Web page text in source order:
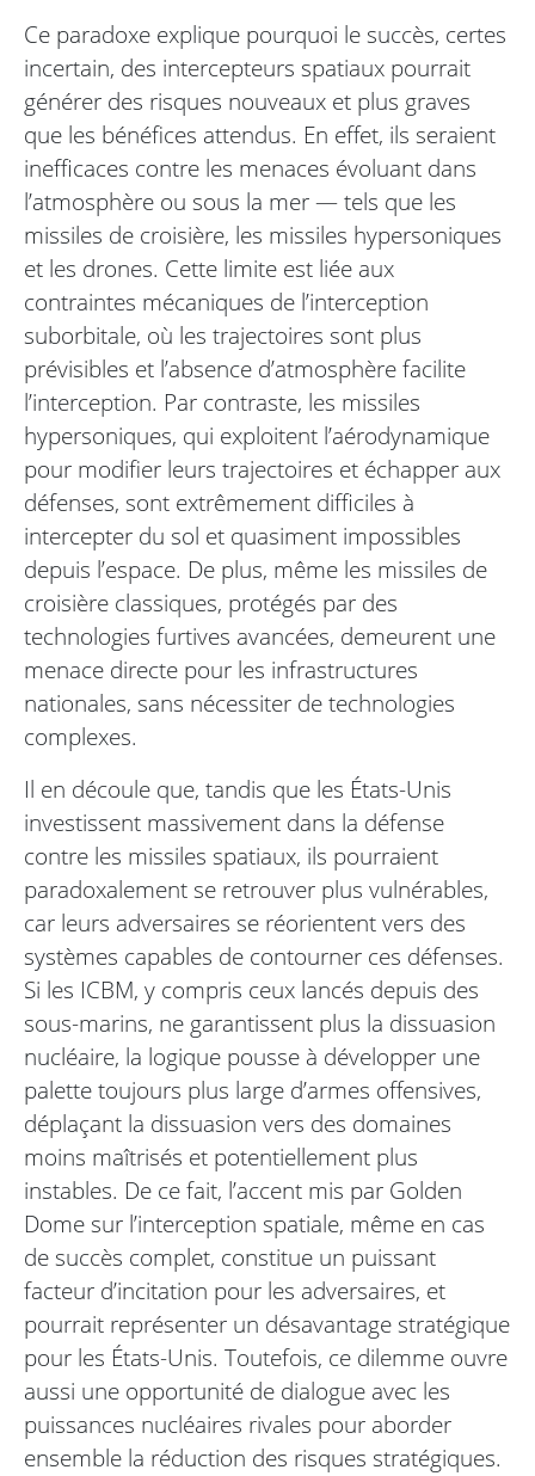
Ce paradoxe explique pourquoi le succès, certes
incertain, des intercepteurs spatiaux pourrait
générer des risques nouveaux et plus graves
que les bénéfices attendus. En effet, ils seraient
inefficaces contre les menaces évoluant dans
l’atmosphère ou sous la mer — tels que les
missiles de croisière, les missiles hypersoniques
et les drones. Cette limite est liée aux
contraintes mécaniques de l’interception
suborbitale, où les trajectoires sont plus
prévisibles et l’absence d’atmosphère facilite
l’interception. Par contraste, les missiles
hypersoniques, qui exploitent l’aérodynamique
pour modifier leurs trajectoires et échapper aux
défenses, sont extrêmement difficiles à
intercepter du sol et quasiment impossibles
depuis l’espace. De plus, même les missiles de
croisière classiques, protégés par des
technologies furtives avancées, demeurent une
menace directe pour les infrastructures
nationales, sans nécessiter de technologies
complexes.
Il en découle que, tandis que les États-Unis
investissent massivement dans la défense
contre les missiles spatiaux, ils pourraient
paradoxalement se retrouver plus vulnérables,
car leurs adversaires se réorientent vers des
systèmes capables de contourner ces défenses.
Si les ICBM, y compris ceux lancés depuis des
sous-marins, ne garantissent plus la dissuasion
nucléaire, la logique pousse à développer une
palette toujours plus large d’armes offensives,
déplaçant la dissuasion vers des domaines
moins maîtrisés et potentiellement plus
instables. De ce fait, l’accent mis par Golden
Dome sur l’interception spatiale, même en cas
de succès complet, constitue un puissant
facteur d’incitation pour les adversaires, et
pourrait représenter un désavantage stratégique
pour les États-Unis. Toutefois, ce dilemme ouvre
aussi une opportunité de dialogue avec les
puissances nucléaires rivales pour aborder
ensemble la réduction des risques stratégiques.